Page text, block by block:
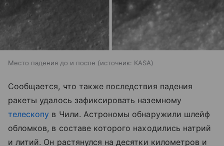
Место падения до и после источник: KASA
Сообщается, что также последствия падения
ракеты удалось зафиксировать наземному
телескопу в Чили. Астрономы обнаружили шлейф
обломков, в составе которого находились натрий
и литий. Он растянулся на десятки километров и